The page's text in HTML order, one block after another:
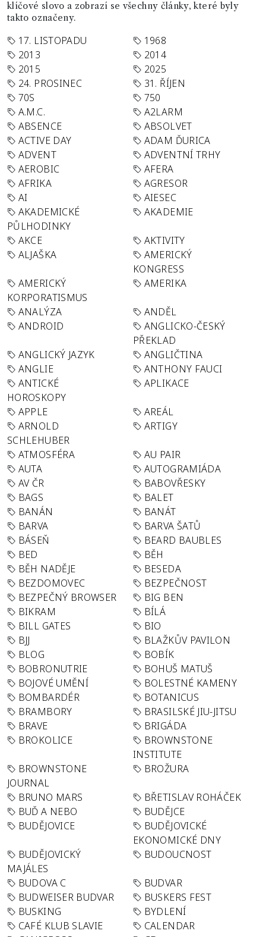
klíčové slovo a zobrazí se všechny články, které byly
takto označeny.
17. LISTOPADU
1968
2013
2014
2015
2025
24. PROSINEC
31. ŘÍJEN
70S
750
A.M.C.
A2LARM
ABSENCE
ABSOLVET
ACTIVE DAY
ADAM ĎURICA
ADVENT
ADVENTNÍ TRHY
AEROBIC
AFERA
AFRIKA
AGRESOR
AI
AIESEC
AKADEMICKÉ
PŮLHODINKY
AKADEMIE
AKCE
AKTIVITY
ALJAŠKA
AMERICKÝ
KONGRESS
AMERICKÝ
KORPORATISMUS
AMERIKA
ANALÝZA
ANDĚL
ANDROID
ANGLICKO-ČESKÝ
PŘEKLAD
ANGLICKÝ JAZYK
ANGLIČTINA
ANGLIE
ANTHONY FAUCI
ANTICKÉ
HOROSKOPY
APLIKACE
APPLE
AREÁL
ARNOLD
SCHLEHUBER
ARTIGY
ATMOSFÉRA
AU PAIR
AUTA
AUTOGRAMIÁDA
AV ČR
BABOVŘESKY
BAGS
BALET
BANÁN
BANÁT
BARVA
BARVA ŠATŮ
BÁSEŇ
BEARD BAUBLES
BED
BĚH
BĚH NADĚJE
BESEDA
BEZDOMOVEC
BEZPEČNOST
BEZPEČNÝ BROWSER
BIG BEN
BIKRAM
BÍLÁ
BILL GATES
BIO
BJJ
BLAŽKŮV PAVILON
BLOG
BOBÍK
BOBRONUTRIE
BOHUŠ MATUŠ
BOJOVÉ UMĚNÍ
BOLESTNÉ KAMENY
BOMBARDÉR
BOTANICUS
BRAMBORY
BRASILSKÉ JIU-JITSU
BRAVE
BRIGÁDA
BROKOLICE
BROWNSTONE
INSTITUTE
BROWNSTONE
JOURNAL
BROŽURA
BRUNO MARS
BŘETISLAV ROHÁČEK
BUĎ A NEBO
BUDĚJCE
BUDĚJOVICE
BUDĚJOVICKÉ
EKONOMICKÉ DNY
BUDĚJOVICKÝ
MAJÁLES
BUDOUCNOST
BUDOVA C
BUDVAR
BUDWEISER BUDVAR
BUSKERS FEST
BUSKING
BYDLENÍ
CAFÉ KLUB SLAVIE
CALENDAR